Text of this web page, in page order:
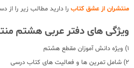
منتشران از عشق کتاب را دارید مطالب زیر را از
ویژگی های دفتر عربی هشتم
1) ویژه دانش آموزان مقطع هشتم
2) شامل تمرین ها و فعالیت های کتاب درسی